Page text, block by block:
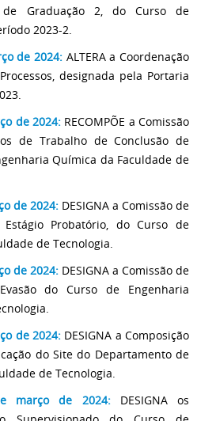
Graduação 2, do Curso de
2023-2.
de 2024: ALTERA a Coordenação
designada pela Portaria
de 2024: RECOMPÕE a Comissão
de Trabalho de Conclusão de
Química da Faculdade de
de 2024: DESIGNA a Comissão de
Probatório, do Curso de
de Tecnologia.
de 2024: DESIGNA a Comissão de
do Curso de Engenharia
de 2024: DESIGNA a Composição
do Site do Departamento de
de Tecnologia.
março de 2024:
DESIGNA os